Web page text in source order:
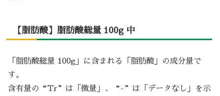
【脂肪酸】脂肪酸総量 100g 中
「脂肪酸総量 100g」に含まれる「脂肪酸」の成分量で
す。
含有量の“Tr”は「微量」、“-”は「データなし」を示